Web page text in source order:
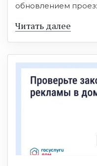
обновлением
Читать далее